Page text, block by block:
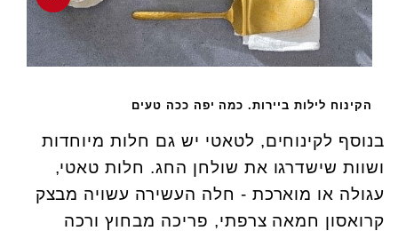
הקינוח לילות ביירות. כמה יפה ככה טעים
בנוסף לקינוחים, לטאטי יש גם חלות מיוחדות
ושוות שישדרגו את שולחן החג. חלות טאטי,
עגולה או מוארכת - חלה העשירה עשויה מבצק
קרואסון חמאה צרפתי, פריכה מבחוץ ורכה